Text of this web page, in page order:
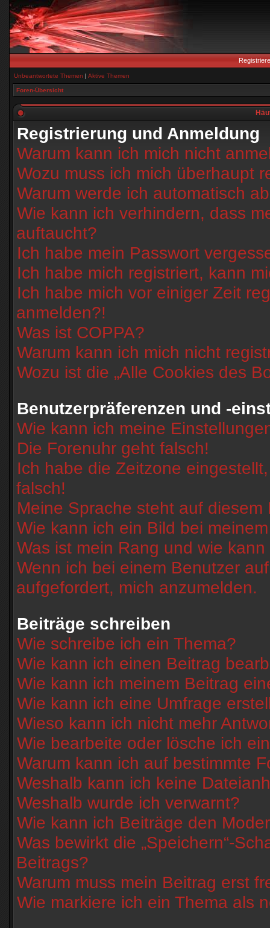
Unbeantwortete Themen | Aktive Themen
Foren-Übersicht
Registrierung und Anmeldung
Warum kann ich mich nicht
Wozu muss ich mich überhaupt
Warum werde ich automatisch
Wie kann ich verhindern, dass
auftaucht?
Ich habe mein Passwort
Ich habe mich registriert, kann
Ich habe mich vor einiger Zeit
anmelden?!
Was ist COPPA?
Warum kann ich mich nicht
Wozu ist die „Alle Cookies des
Benutzerpräferenzen und -
Wie kann ich meine
Die Forenuhr geht falsch!
Ich habe die Zeitzone
falsch!
Meine Sprache steht auf
Wie kann ich ein Bild bei
Was ist mein Rang und wie
Wenn ich bei einem Benutzer
aufgefordert, mich anzumelden.
Beiträge schreiben
Wie schreibe ich ein Thema?
Wie kann ich einen Beitrag
Wie kann ich meinem Beitrag
Wie kann ich eine Umfrage
Wieso kann ich nicht mehr
Wie bearbeite oder lösche ich
Warum kann ich auf bestimmte
Weshalb kann ich keine
Weshalb wurde ich verwarnt?
Wie kann ich Beiträge den
Was bewirkt die „Speichern“-
Beitrags?
Warum muss mein Beitrag erst
Wie markiere ich ein Thema als